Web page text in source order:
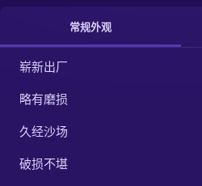
武器箱
其他
常规外观
崭新出厂
略有磨损
久经沙场
破损不堪